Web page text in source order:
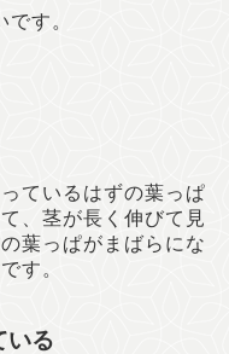
す。
ているはずの葉っぱ
、茎が長く伸びて見
葉っぱがまばらにな
す。
いる